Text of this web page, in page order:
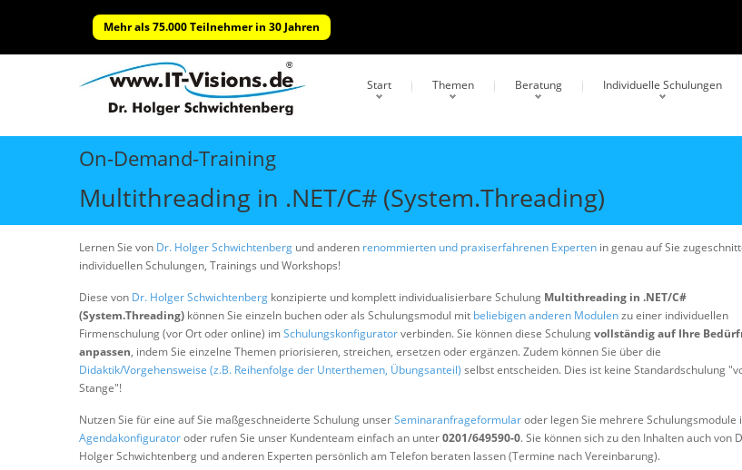
Mehr als 75.000 Teilnehmer in 30 Jahren
Start Themen Beratung Individuelle Schulungen
On-Demand-Training
Multithreading in .NET/C# (System.Threading)
Lernen Sie von Dr. Holger Schwichtenberg und anderen renommierten und praxiserfahrenen Experten in genau auf Sie
individuellen Schulungen, Trainings und Workshops!
Diese von Dr. Holger Schwichtenberg konzipierte und komplett individualisierbare Schulung Multithreading in .NET/C#
(System.Threading) können Sie einzeln buchen oder als Schulungsmodul mit beliebigen anderen Modulenzu einer individuellen
Firmenschulung (vor Ort oder online) imSchulungskonfiguratorverbinden. Sie können diese Schulungvollständig auf Ihre
anpassen, indem Sie einzelne Themen priorisieren, streichen, ersetzen oder ergänzen. Zudem können Sie über die
Didaktik/Vorgehensweise (z.B. Reihenfolge der Unterthemen, Übungsanteil) selbst entscheiden. Dies ist keine Standardschulung
Stange"!
Nutzen Sie für eine auf Sie maßgeschneiderte Schulung unserSeminaranfrageformularoder legen Sie mehrere Schulungsmodule
Agendakonfiguratoroder rufen Sie unser Kundenteam einfach an unter0201/649590-0. Sie können sich zu den Inhalten auch von
Holger Schwichtenberg und anderen Experten persönlich am Telefon beraten lassen (Termine nach Vereinbarung).